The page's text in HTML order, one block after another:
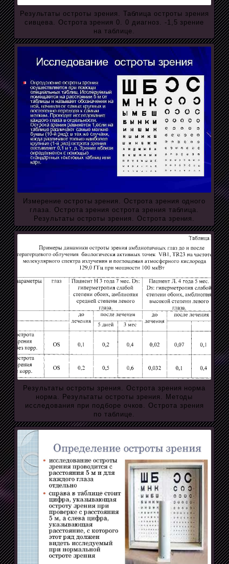
Результаты остроты зрения. Таблица остроты зрения
сивцева. Острота зрения 0. 0 диагноз. -1,5 зрение
на таблице.
Измерение остроты зрения. Острота зрения одного
глаза. Острота зрения острота зрения таблица.
Результаты остроты зрения. Острота зрения.
Результаты остроты зрения. Острота зрения норма
норма. Результаты остроты зрения. Методы
исследования при подборе очков. Острота зрения
по таблице.